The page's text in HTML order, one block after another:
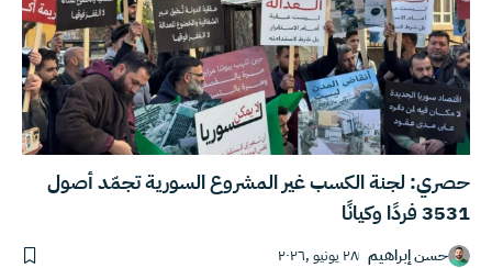
حصري: لجنة الكسب غير المشروع السورية تجمّد أصول
3531 فردًا وكيانًا
حسن إبراهيم ٢٨ يونيو ,٢٠٢٦